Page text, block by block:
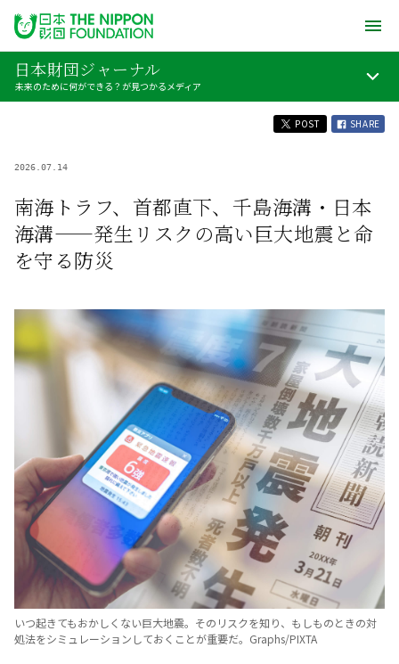
日本財団ジャーナル
未来のために何ができる？が見つかるメディア
POST SHARE
2026.07.14
南海トラフ、首都直下、千島海溝・日本
海溝——発生リスクの高い巨大地震と命
を守る防災
いつ起きてもおかしくない巨大地震。そのリスクを知り、もしものときの対
処法をシミュレーションしておくことが重要だ。Graphs/PIXTA